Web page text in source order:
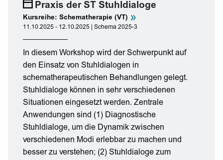
Praxis der ST Stuhldialoge
Kursreihe: Schematherapie (VT) »
11.10.2025 - 12.10.2025 | Schema 2025-3
In diesem Workshop wird der Schwerpunkt auf
den Einsatz von Stuhldialogen in
schematherapeutischen Behandlungen gelegt.
Stuhldialoge können in sehr verschiedenen
Situationen eingesetzt werden. Zentrale
Anwendungen sind (1) Diagnostische
Stuhldialoge, um die Dynamik zwischen
verschiedenen Modi erlebbar zu machen und
besser zu verstehen; (2) Stuhldialoge zum